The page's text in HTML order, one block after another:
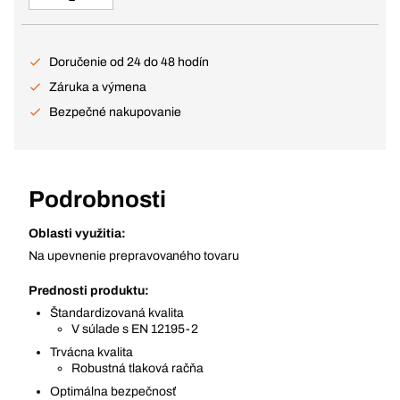
Doručenie od 24 do 48 hodín
Záruka a výmena
Bezpečné nakupovanie
Podrobnosti
Oblasti využitia:
Na upevnenie prepravovaného tovaru
Prednosti produktu:
Štandardizovaná kvalita
V súlade s EN 12195-2
Trvácna kvalita
Robustná tlaková račňa
Optimálna bezpečnosť